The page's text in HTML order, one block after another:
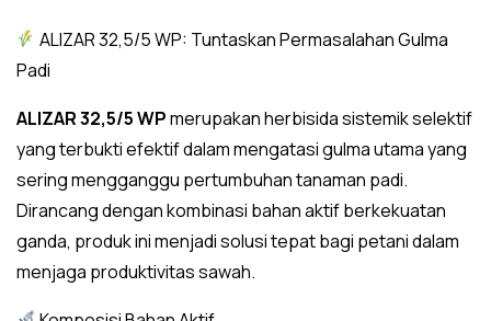
ALIZAR 32,5/5 WP: Tuntaskan Permasalahan Gulma
Padi
ALIZAR 32,5/5 WPmerupakan herbisida sistemik selektif
yang terbukti efektif dalam mengatasi gulma utama yang
sering mengganggu pertumbuhan tanaman padi.
Dirancang dengan kombinasi bahan aktif berkekuatan
ganda, produk ini menjadi solusi tepat bagi petani dalam
menjaga produktivitas sawah.